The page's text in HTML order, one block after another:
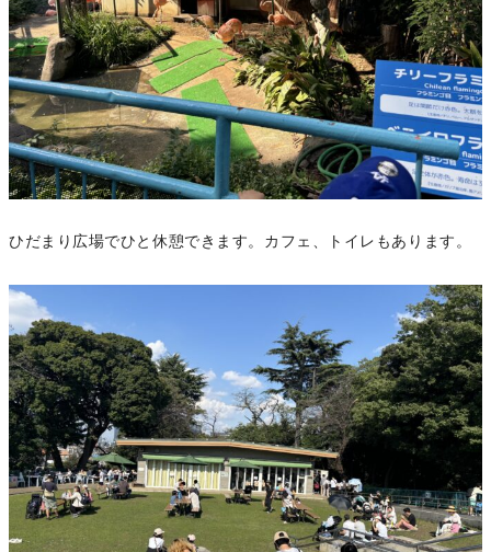
ひだまり広場でひと休憩できます。カフェ、トイレもあります。